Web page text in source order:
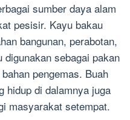
sumber daya alam
pesisir. Kayu bakau
bangunan, perabotan,
digunakan sebagai pakan
pengemas. Buah
hidup di dalamnya juga
masyarakat setempat.